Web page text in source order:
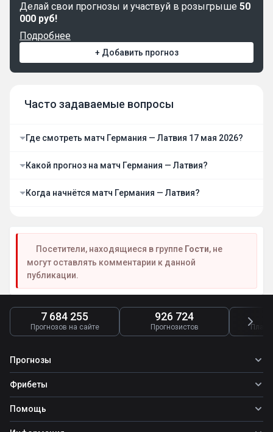
Делай свои прогнозы и участвуй в розыгрыше 50
000 руб!
Подробнее
+ Добавить прогноз
Часто задаваемые вопросы
Где смотреть матч Германия — Латвия 17 мая 2026?
Какой прогноз на матч Германия — Латвия?
Когда начнётся матч Германия — Латвия?
Посетители, находящиеся в группе Гости, не
могут оставлять комментарии к данной
публикации.
7 684 255
Прогнозов на сайте
926 724
Прогнозистов
Прогнозы
Все прогнозы
Топ ставок
Прогнозы на футбол
Фрибеты
Фрибеты
Фрибет Ubet
Помощь
Школа ставок